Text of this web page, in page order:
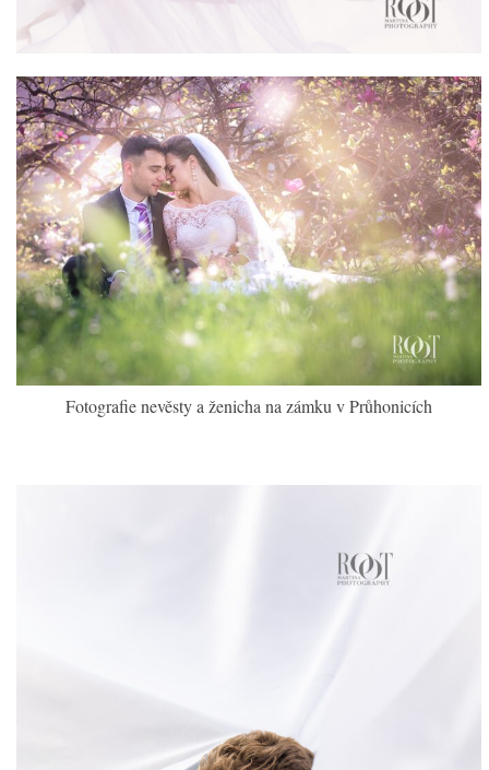
Fotografie nevěsty a ženicha na zámku v Průhonicích